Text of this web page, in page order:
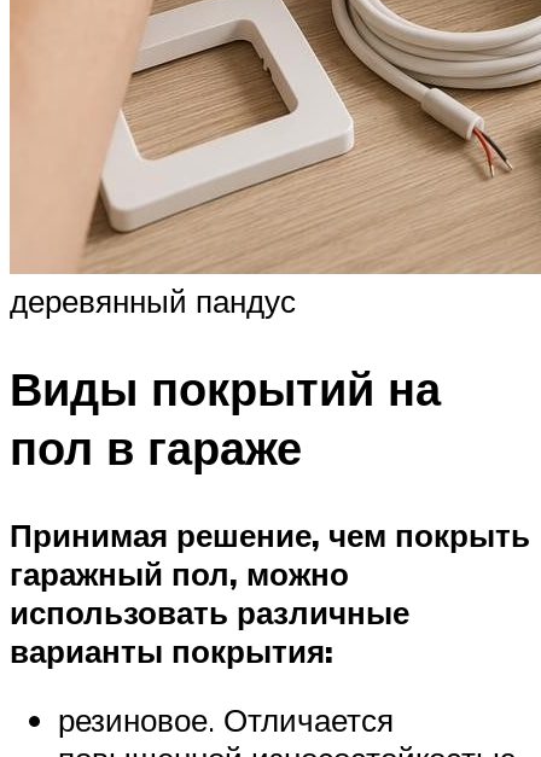
деревянный пандус
Виды покрытий на
пол в гараже
Принимая решение, чем покрыть
гаражный пол, можно
использовать различные
варианты покрытия:
резиновое. Отличается